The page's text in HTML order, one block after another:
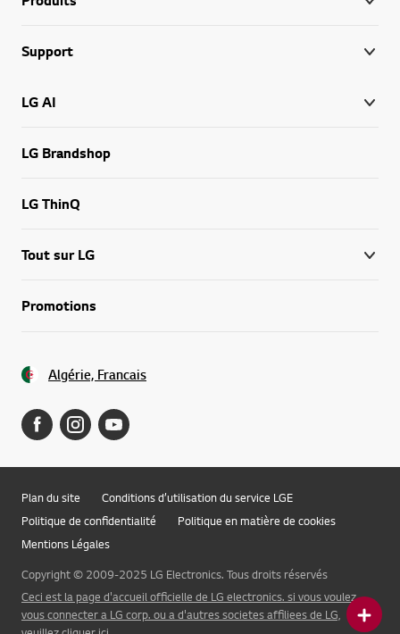
Support
LG AI
LG Brandshop
LG ThinQ
Tout sur LG
Promotions
Algérie, Francais
Plan du site
Conditions d’utilisation du service LGE
Politique de confidentialité
Politique en matière de cookies
Mentions Légales
Copyright © 2009-2025 LG Electronics. Tous droits réservés
Ceci est la page d'accueil officielle de LG electronics. si vous voulez
vous connecter a LG corp. ou a d'autres societes affiliees de LG,